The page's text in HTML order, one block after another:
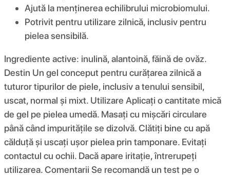
Ajută la menținerea echilibrului microbiomului.
Potrivit pentru utilizare zilnică, inclusiv pentru
pielea sensibilă.
Ingrediente active: inulină, alantoină, făină de ovăz.
Destin Un gel conceput pentru curățarea zilnică a
tuturor tipurilor de piele, inclusiv a tenului sensibil,
uscat, normal și mixt. Utilizare Aplicați o cantitate mică
de gel pe pielea umedă. Masați cu mișcări circulare
până când impuritățile se dizolvă. Clătiți bine cu apă
călduță și uscați ușor pielea prin tamponare. Evitați
contactul cu ochii. Dacă apare iritație, întrerupeți
utilizarea. Comentarii Se recomandă un test pe o